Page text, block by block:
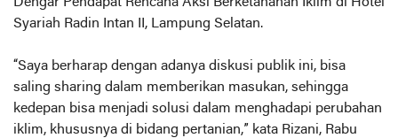
Syariah Radin Intan II, Lampung Selatan.
“Saya berharap dengan adanya diskusi publik ini, bisa
saling sharing dalam memberikan masukan, sehingga
kedepan bisa menjadi solusi dalam menghadapi perubahan
iklim, khususnya di bidang pertanian,” kata Rizani, Rabu